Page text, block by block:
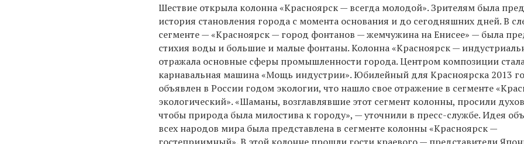
Шествие открыла колонна «Красноярск — всегда молодой». Зрителям была
история становления города с момента основания и до сегодняшних дней. В
сегменте — «Красноярск — город фонтанов — жемчужина на Енисее» — была
стихия воды и большие и малые фонтаны. Колонна «Красноярск —
отражала основные сферы промышленности города. Центром композиции
карнавальная машина «Мощь индустрии». Юбилейный для Красноярска 2013
объявлен в России годом экологии, что нашло свое отражение в сегменте
экологический». «Шаманы, возглавлявшие этот сегмент колонны, просили
чтобы природа была милостива к городу», — уточнили в пресс-службе. Идея
всех народов мира была представлена в сегменте колонны «Красноярск —